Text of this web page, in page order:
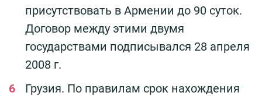
присутствовать в Армении до 90 суток.
Договор между этими двумя
государствами подписывался 28 апреля
2008 г.
Грузия. По правилам срок нахождения